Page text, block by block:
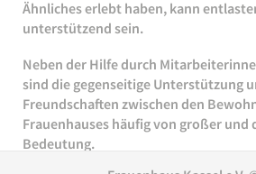
Ähnliches erlebt haben, kann
unterstützend sein.
Neben der Hilfe durch
sind die gegenseitige Unterstützung
Freundschaften zwischen den
Frauenhauses häufig von großer und
Bedeutung.